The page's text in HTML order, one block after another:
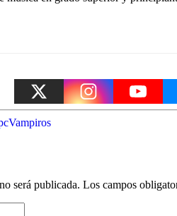
Vampiros
será publicada. Los campos